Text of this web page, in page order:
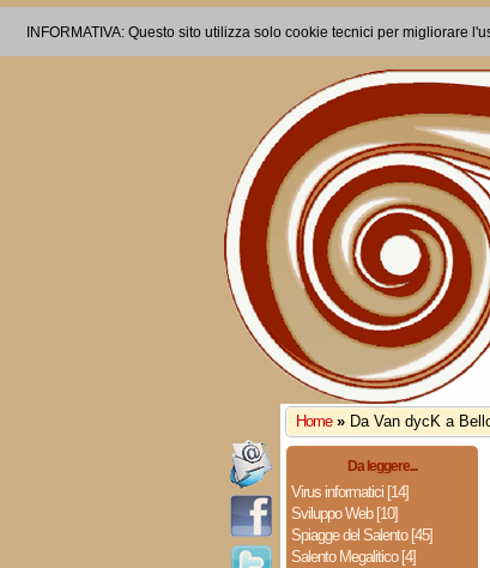
INFORMATIVA: Questo sito utilizza solo cookie tecnici per migliorare
Home » Da Van dycK a
Da leggere...
Virus informatici [14]
Sviluppo Web [10]
Spiagge del Salento [45]
Salento Megalitico [4]